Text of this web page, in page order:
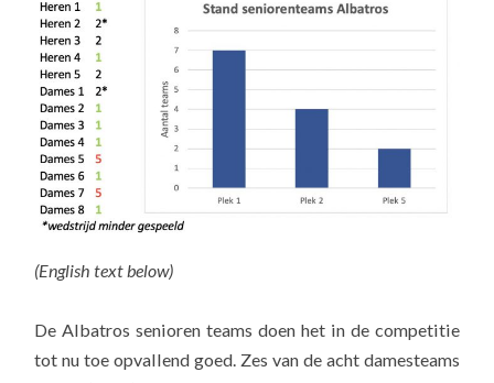
(English text below)
De Albatros senioren teams doen het in de competitie
tot nu toe opvallend goed. Zes van de acht damesteams